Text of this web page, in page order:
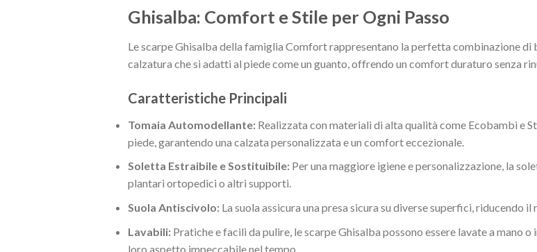
Ghisalba: Comfort e Stile per Ogni Passo
Le scarpe Ghisalba della famiglia Comfort rappresentano la perfetta combinazione di
calzatura che si adatti al piede come un guanto, offrendo un comfort duraturo senza
Caratteristiche Principali
Tomaia Automodellante:Realizzata con materiali di alta qualità come Ecobambi e
piede, garantendo una calzata personalizzata e un comfort eccezionale.
Soletta Estraibile e Sostituibile:Per una maggiore igiene e personalizzazione, la
plantari ortopedici o altri supporti.
Suola Antiscivolo:La suola assicura una presa sicura su diverse superfici, riducendo
Lavabili:Pratiche e facili da pulire, le scarpe Ghisalba possono essere lavate a mano
loro aspetto impeccabile nel tempo.